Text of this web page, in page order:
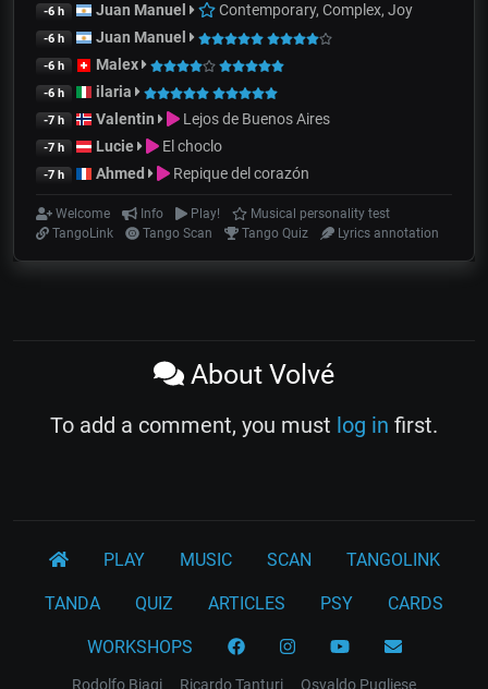
-6 h Juan Manuel Contemporary, Complex, Joy
-6 h Juan Manuel
-6 h Malex
-6 h ilaria
-7 h Valentin Lejos de Buenos Aires
-7 h Lucie El choclo
-7 h Ahmed Repique del corazón
Welcome Info Play!
Musical personality test
TangoLink
Tango Scan Tango Quiz Lyrics annotation
About Volvé
To add a comment, you must log in first.
PLAY MUSIC SCAN TANGOLINK
TANDA QUIZ ARTICLES PSY CARDS
WORKSHOPS
Rodolfo Biagi Ricardo Tanturi Osvaldo Pugliese